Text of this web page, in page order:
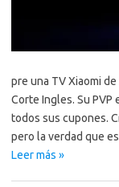
pre una TV Xiaomi
Corte Ingles. Su PVP
todos sus cupones.
pero la verdad que
Leer más »